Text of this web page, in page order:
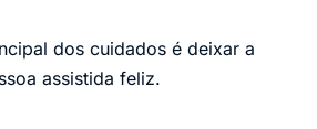
dos cuidados é deixar a
assistida feliz.